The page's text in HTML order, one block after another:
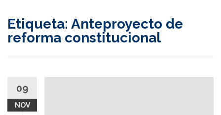
Etiqueta: Anteproyecto de
reforma constitucional
09
NOV